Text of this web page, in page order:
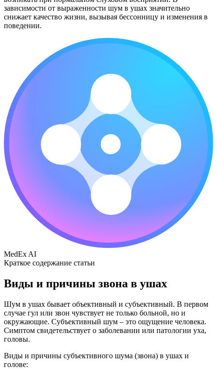
зависимости от выраженности шум в ушах значительно
снижает качество жизни, вызывая бессонницу и изменения в
поведении.
MedEx AI
Краткое содержание статьи
Виды и причины звона в ушах
Шум в ушах бывает объективный и субъективный. В первом
случае гул или звон чувствует не только больной, но и
окружающие. Субъективный шум – это ощущение человека.
Симптом свидетельствует о заболевании или патологии уха,
головы.
Виды и причины субъективного шума (звона) в ушах и
голове: